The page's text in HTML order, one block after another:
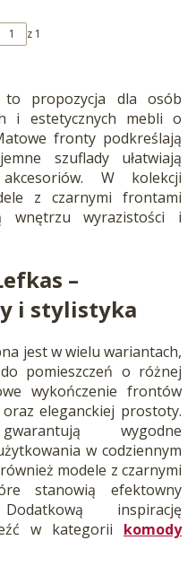
z 1
propozycja dla osób
i estetycznych mebli o
fronty podkreślają
szuflady ułatwiają
W kolekcji
z czarnymi frontami
wnętrzu wyrazistości i
–
i stylistyka
jest w wielu wariantach,
pomieszczeń o różnej
wykończenie frontów
eleganckiej prostoty.
wygodne
w codziennym
modele z czarnymi
stanowią efektowny
inspirację
w kategorii komody